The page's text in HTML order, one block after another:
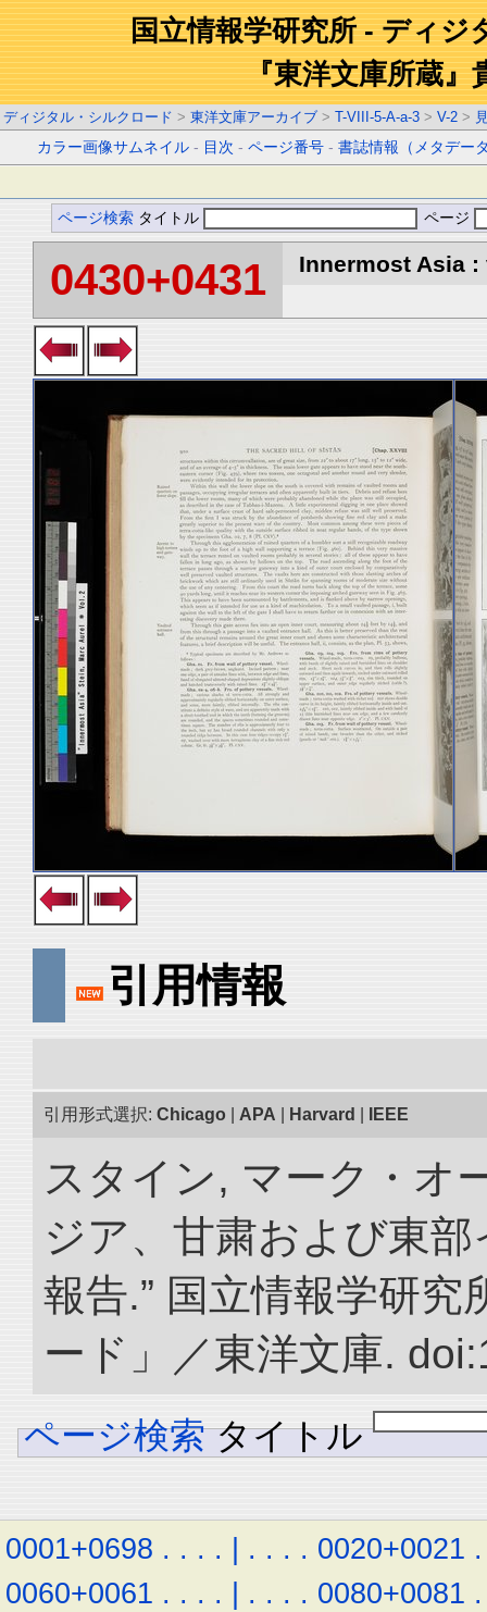
国立情報学研究所 - ディジ
『東洋文庫所蔵』
ディジタル・シルクロード > 東洋文庫アーカイブ > T-VIII-5-A-a-3 > V-2 >
カラー画像サムネイル - 目次 -ページ番号 -書誌情報（メタデー
ページ検索 タイトル ページ
0430+0431 Innermost Asia :
引用情報
引用形式選択: Chicago APA Harvard IEEE
スタイン, マーク・オ
ジア、甘粛および東
報告.” 国立情報学研
ード」／東洋文庫.
ページ検索 タイトル
0001+0698 . . . . | . . . . 0020+0021 .
0060+0061 . . . . | . . . . 0080+0081 .